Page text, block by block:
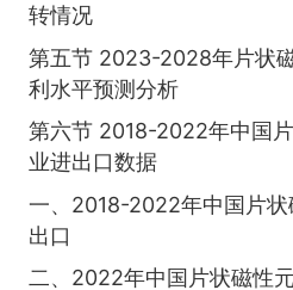
转情况
第五节 2023-2028年片状
利水平预测分析
第六节 2018-2022年中国
业进出口数据
一、2018-2022年中国片
出口
二、2022年中国片状磁性